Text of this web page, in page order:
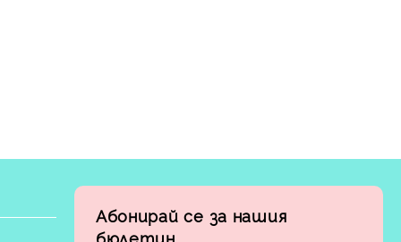
Абонирай се за нашия
бюлетин